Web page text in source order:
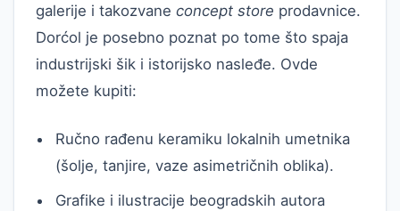
galerije i takozvane concept store prodavnice.
Dorćol je posebno poznat po tome što spaja
industrijski šik i istorijsko nasleđe. Ovde
možete kupiti:
Ručno rađenu keramiku lokalnih umetnika
(šolje, tanjire, vaze asimetričnih oblika).
Grafike i ilustracije beogradskih autora